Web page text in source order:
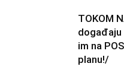
TOKOM
događaju
im na
planu!/